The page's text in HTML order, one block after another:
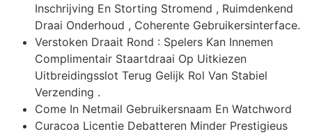
Inschrijving En Storting Stromend , Ruimdenkend
Draai Onderhoud , Coherente Gebruikersinterface.
Verstoken Draait Rond : Spelers Kan Innemen
Complimentair Staartdraai Op Uitkiezen
Uitbreidingsslot Terug Gelijk Rol Van Stabiel
Verzending .
Come In Netmail Gebruikersnaam En Watchword
Curacoa Licentie Debatteren Minder Prestigieus